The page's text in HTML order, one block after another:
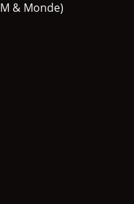
& Monde)